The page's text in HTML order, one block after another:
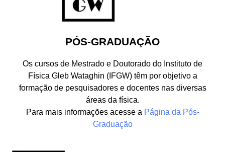
PÓS-GRADUAÇÃO
Os cursos de Mestrado e Doutorado do Instituto de
Física Gleb Wataghin (IFGW) têm por objetivo a
formação de pesquisadores e docentes nas diversas
áreas da física.
Para mais informações acesse a Página da Pós-
Graduação